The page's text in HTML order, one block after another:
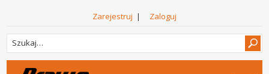
Zarejestruj | Zaloguj